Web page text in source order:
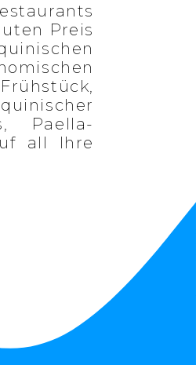
Preis
Paella-
all Ihre